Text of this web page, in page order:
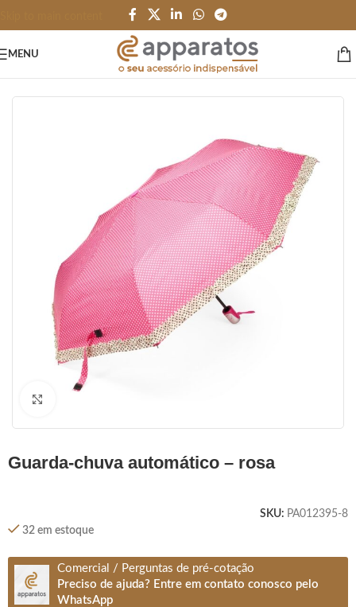
MENU
guarda-chuva automático – rosa
SKU: PA012395-8
32 em estoque
Comercial / Perguntas de pré-cotação
Preciso de ajuda? Entre em contato conosco pelo
WhatsApp